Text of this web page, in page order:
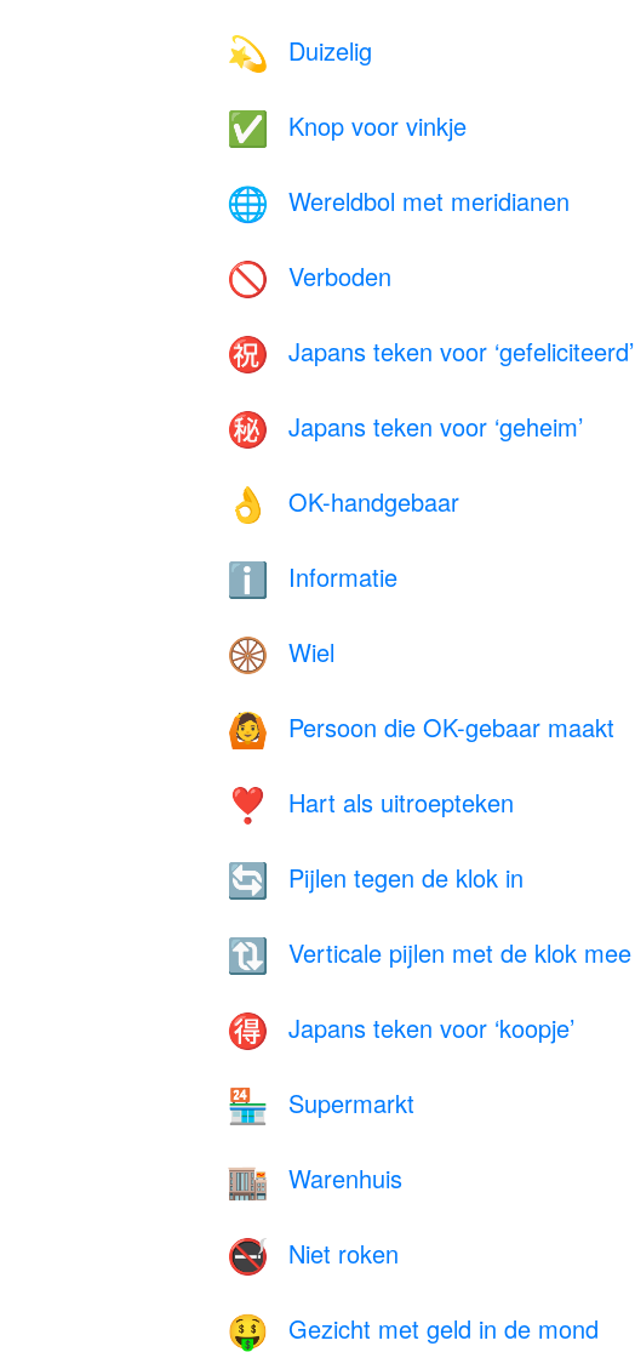
💫 Duizelig
✅ Knop voor vinkje
🌐 Wereldbol met meridianen
🚫 Verboden
㊗️ Japans teken voor ‘gefeliciteerd’
㊙️ Japans teken voor ‘geheim’
👌 OK-handgebaar
ℹ️ Informatie
🛞 Wiel
🙆 Persoon die OK-gebaar maakt
❣️ Hart als uitroepteken
🔄 Pijlen tegen de klok in
🔃 Verticale pijlen met de klok mee
🉐 Japans teken voor ‘koopje’
🏪 Supermarkt
🏬 Warenhuis
🚭 Niet roken
🤑 Gezicht met geld in de mond